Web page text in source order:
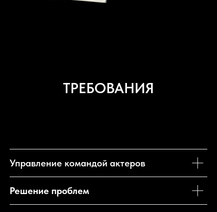
ТРЕБОВАНИЯ
Управление командой актеров
Решение проблем